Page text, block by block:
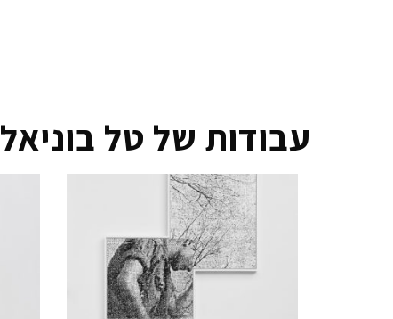
עבודות של טל בוניאל